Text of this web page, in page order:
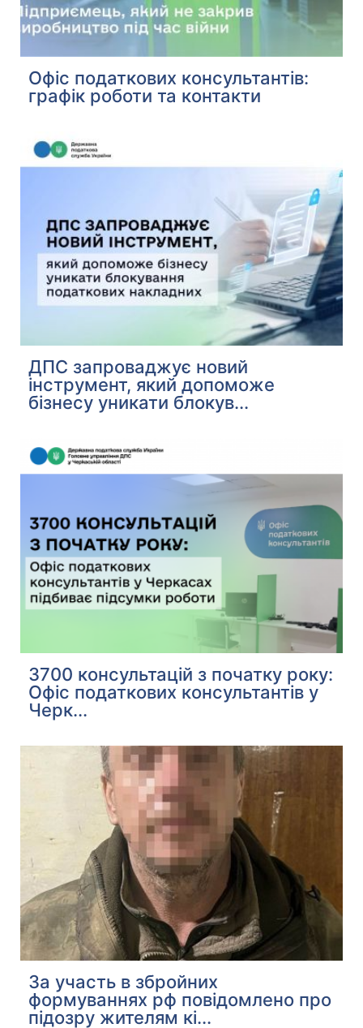
Офіс податкових консультантів:
графік роботи та контакти
ДПС запроваджує новий
інструмент, який допоможе
бізнесу уникати блокув...
3700 консультацій з початку року:
Офіс податкових консультантів у
Черк...
За участь в збройних
формуваннях рф повідомлено про
підозру жителям кі...